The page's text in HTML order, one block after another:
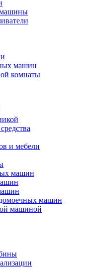
машины
машин
комнаты
и мебели
машин
машин
машиной